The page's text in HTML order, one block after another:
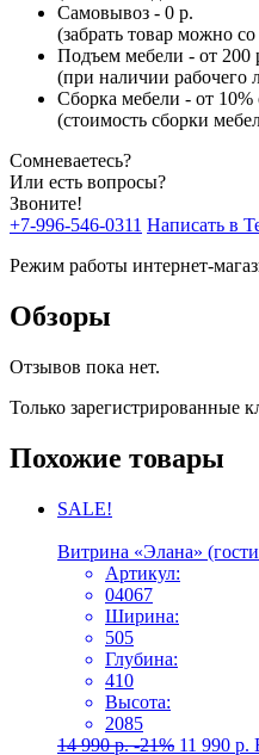
Самовывоз - 0 р.
(забрать товар можно
Подъем мебели - от 200
(при наличии рабочего
Сборка мебели - от 10%
(стоимость сборки
Сомневаетесь?
Или есть вопросы?
Звоните!
+7-996-546-0311 Написать в
Режим работы интернет-
Обзоры
Отзывов пока нет.
Только зарегистрированные
Похожие товары
SALE!
Витрина «Элана»
Артикул:
04067
Ширина:
505
Глубина:
410
Высота:
2085
14 990р. -21% 11 990 р.